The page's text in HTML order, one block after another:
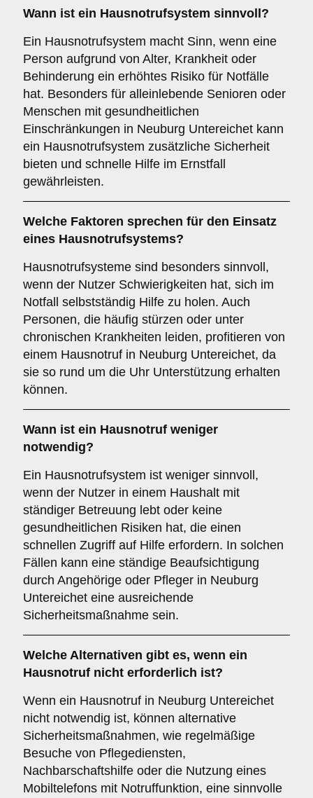
Wann ist ein Hausnotrufsystem sinnvoll?
Ein Hausnotrufsystem macht Sinn, wenn eine
Person aufgrund von Alter, Krankheit oder
Behinderung ein erhöhtes Risiko für Notfälle
hat. Besonders für alleinlebende Senioren oder
Menschen mit gesundheitlichen
Einschränkungen in Neuburg Untereichet kann
ein Hausnotrufsystem zusätzliche Sicherheit
bieten und schnelle Hilfe im Ernstfall
gewährleisten.
Welche Faktoren sprechen für den Einsatz
eines Hausnotrufsystems?
Hausnotrufsysteme sind besonders sinnvoll,
wenn der Nutzer Schwierigkeiten hat, sich im
Notfall selbstständig Hilfe zu holen. Auch
Personen, die häufig stürzen oder unter
chronischen Krankheiten leiden, profitieren von
einem Hausnotruf in Neuburg Untereichet, da
sie so rund um die Uhr Unterstützung erhalten
können.
Wann ist ein Hausnotruf weniger
notwendig?
Ein Hausnotrufsystem ist weniger sinnvoll,
wenn der Nutzer in einem Haushalt mit
ständiger Betreuung lebt oder keine
gesundheitlichen Risiken hat, die einen
schnellen Zugriff auf Hilfe erfordern. In solchen
Fällen kann eine ständige Beaufsichtigung
durch Angehörige oder Pfleger in Neuburg
Untereichet eine ausreichende
Sicherheitsmaßnahme sein.
Welche Alternativen gibt es, wenn ein
Hausnotruf nicht erforderlich ist?
Wenn ein Hausnotruf in Neuburg Untereichet
nicht notwendig ist, können alternative
Sicherheitsmaßnahmen, wie regelmäßige
Besuche von Pflegediensten,
Nachbarschaftshilfe oder die Nutzung eines
Mobiltelefons mit Notruffunktion, eine sinnvolle